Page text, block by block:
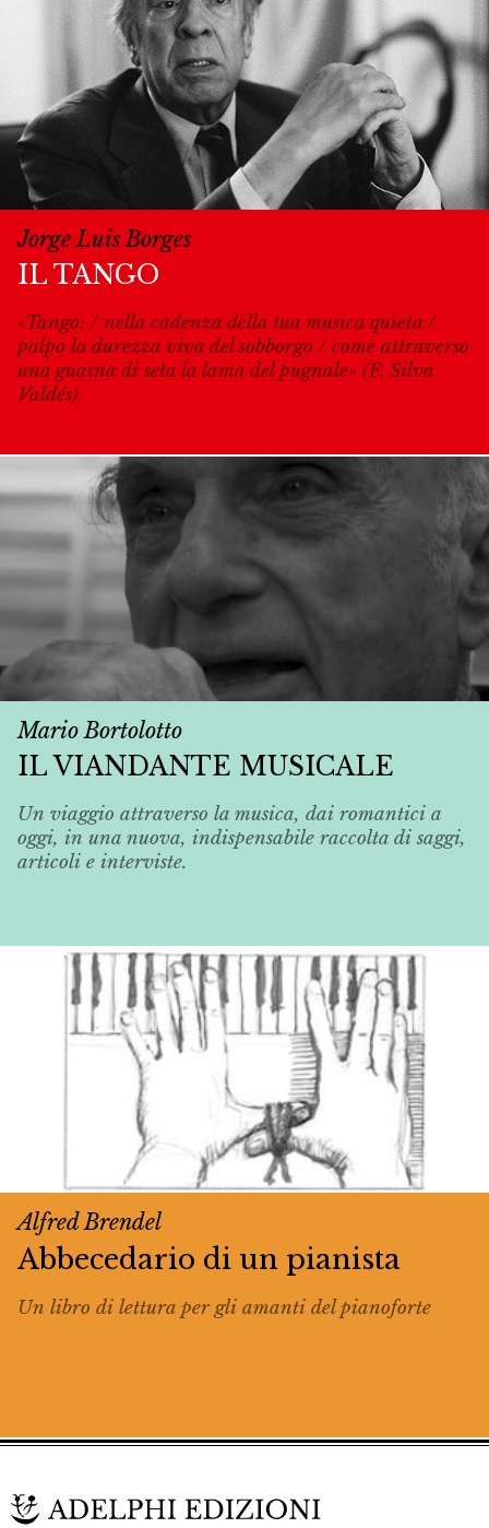
Jorge Luis Borges
IL TANGO
«Tango: / nella cadenza della tua musica quieta /
palpo la durezza viva del sobborgo / come attraverso
una guaina di seta la lama del pugnale» (F. Silva
Valdés).
Mario Bortolotto
IL VIANDANTE MUSICALE
Un viaggio attraverso la musica, dai romantici a
oggi, in una nuova, indispensabile raccolta di saggi,
articoli e interviste.
Alfred Brendel
Abbecedario di un pianista
Un libro di lettura per gli amanti del pianoforte